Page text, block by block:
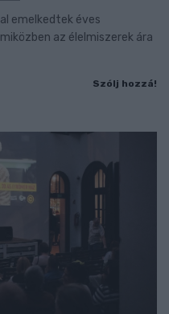
emelkedtek éves
az élelmiszerek ára
Szólj hozzá!